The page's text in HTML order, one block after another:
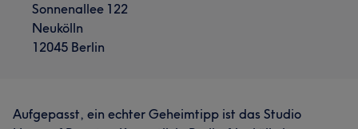
Sonnenallee 122
Neukölln
12045 Berlin
Aufgepasst, ein echter Geheimtipp ist das Studio